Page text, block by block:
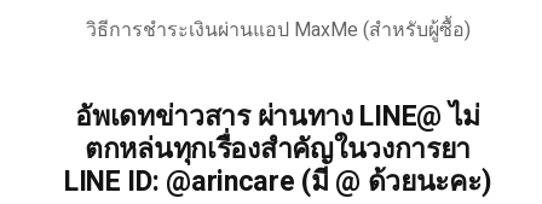
วิธีการชำระเงินผ่านแอป MaxMe (สำหรับผู้ซื้อ)
อัพเดทข่าวสาร ผ่านทาง LINE@ ไม่
ตกหล่นทุกเรื่องสำคัญในวงการยา
LINE ID: @arincare (มี @ ด้วยนะคะ)